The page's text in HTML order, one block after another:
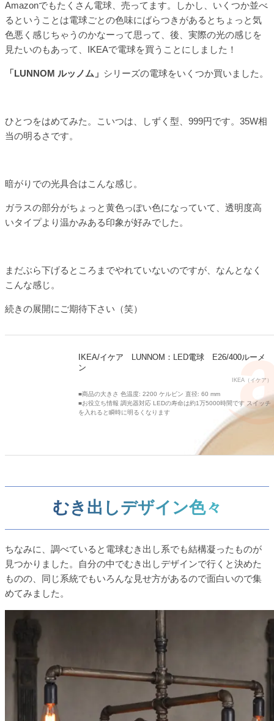
Amazonでもたくさん電球、売ってます。しかし、いくつか並べ
るということは電球ごとの色味にばらつきがあるとちょっと気
色悪く感じちゃうのかなーって思って、後、実際の光の感じを
見たいのもあって、IKEAで電球を買うことにしました！
「LUNNOM ルッノム」 シリーズの電球をいくつか買いました。
ひとつをはめてみた。こいつは、しずく型、999円です。35W相
当の明るさです。
暗がりでの光具合はこんな感じ。
ガラスの部分がちょっと黄色っぽい色になっていて、透明度高
いタイプより温かみある印象が好みでした。
まだぶら下げるところまでやれていないのですが、なんとなく
こんな感じ。
続きの展開にご期待下さい（笑）
IKEA/イケア LUNNOM：LED電球 E26/400ルーメ
ン
IKEA（イケア）
■商品の大きさ 色温度: 2200 ケルビン 直径: 60 mm
■お役立ち情報 調光器対応 LEDの寿命は約1万5000時間です スイッチ
を入れると瞬時に明るくなります
むき出しデザイン色々
ちなみに、調べていると電球むき出し系でも結構凝ったものが
見つかりました。自分の中でむき出しデザインで行くと決めた
ものの、同じ系統でもいろんな見せ方があるので面白いので集
めてみました。